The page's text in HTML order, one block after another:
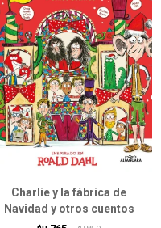
Charlie y la fábrica de
Navidad y otros cuentos